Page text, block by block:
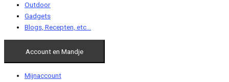
Outdoor
Gadgets
Blogs, Recepten, etc…
Account en Mandje
Mijnaccount